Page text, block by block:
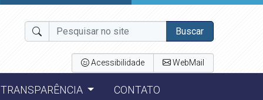
Buscar
Acessibilidade WebMail
TRANSPARÊNCIA CONTATO